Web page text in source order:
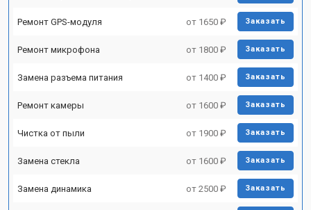
Ремонт GPS-модуля от 1650 ₽ Заказать
Ремонт микрофона от 1800 ₽ Заказать
Замена разъема питания от 1400 ₽ Заказать
Ремонт камеры от 1600 ₽ Заказать
Чистка от пыли от 1900 ₽ Заказать
Замена стекла от 1600 ₽ Заказать
Замена динамика от 2500 ₽ Заказать